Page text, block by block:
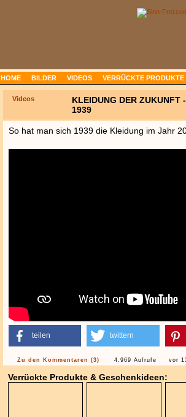
HOME BILDER VIDEOS VERRÜCKTE PRODUKTE
Videos
KLEIDUNG DER ZUKUNFT
1939
So hat man sich 1939 die Kleidung im Jahr
teilen twittern
Zu den Kommentaren (3) 4.969 Aufrufe vor
Verrückte Produkte & Geschenkideen: